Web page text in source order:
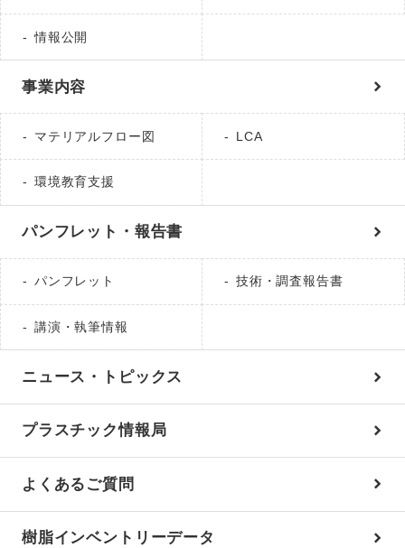
情報公開
事業内容
マテリアルフロー図 LCA
環境教育支援
パンフレット・報告書
パンフレット 技術・調査報告書
講演・執筆情報
ニュース・トピックス
プラスチック情報局
よくあるご質問
樹脂インベントリーデータ